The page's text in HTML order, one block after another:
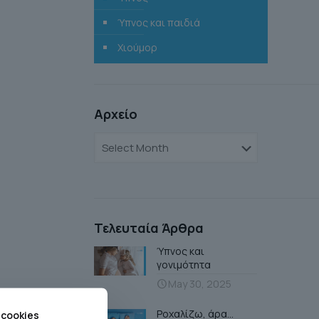
Ύπνος και παιδιά
Χιούμορ
Αρχείο
Τελευταία Άρθρα
Ύπνος και
γονιμότητα
May 30, 2025
Ροχαλίζω, άρα…